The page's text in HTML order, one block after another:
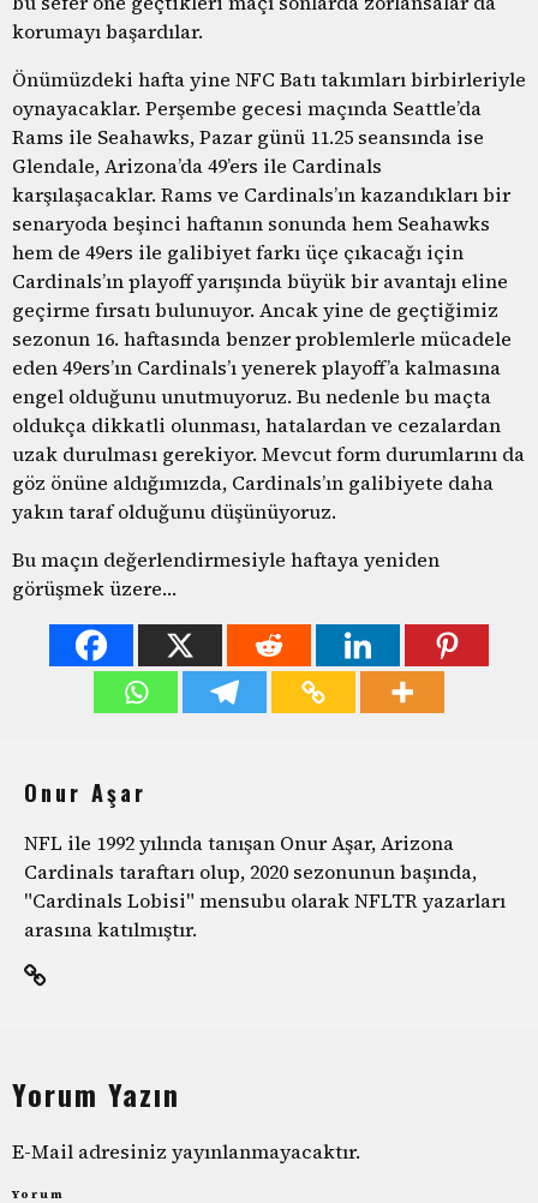
korumayı başardılar.
Önümüzdeki hafta yine NFC Batı takımları birbirleriyle
oynayacaklar. Perşembe gecesi maçında Seattle’da
Rams ile Seahawks, Pazar günü 11.25 seansında ise
Glendale, Arizona’da 49’ers ile Cardinals
karşılaşacaklar. Rams ve Cardinals’ın kazandıkları bir
senaryoda beşinci haftanın sonunda hem Seahawks
hem de 49ers ile galibiyet farkı üçe çıkacağı için
Cardinals’ın playoff yarışında büyük bir avantajı eline
geçirme fırsatı bulunuyor. Ancak yine de geçtiğimiz
sezonun 16. haftasında benzer problemlerle mücadele
eden 49ers’ın Cardinals’ı yenerek playoff’a kalmasına
engel olduğunu unutmuyoruz. Bu nedenle bu maçta
oldukça dikkatli olunması, hatalardan ve cezalardan
uzak durulması gerekiyor. Mevcut form durumlarını da
göz önüne aldığımızda, Cardinals’ın galibiyete daha
yakın taraf olduğunu düşünüyoruz.
Bu maçın değerlendirmesiyle haftaya yeniden
görüşmek üzere…
Onur Aşar
NFL ile 1992 yılında tanışan Onur Aşar, Arizona
Cardinals taraftarı olup, 2020 sezonunun başında,
"Cardinals Lobisi" mensubu olarak NFLTR yazarları
arasına katılmıştır.
Yorum Yazın
E-Mail adresiniz yayınlanmayacaktır.
Yorum